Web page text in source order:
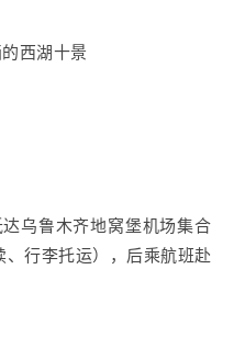
西湖十景
乌鲁木齐地窝堡机场集合
、行李托运），后乘航班赴